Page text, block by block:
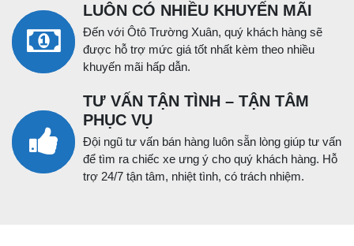
LUÔN CÓ NHIỀU KHUYẾN MÃI
Đến với Ôtô Trường Xuân, quý khách hàng sẽ
được hỗ trợ mức giá tốt nhất kèm theo nhiều
khuyến mãi hấp dẫn.
TƯ VẤN TẬN TÌNH – TẬN TÂM
PHỤC VỤ
Đội ngũ tư vấn bán hàng luôn sẵn lòng giúp tư vấn
để tìm ra chiếc xe ưng ý cho quý khách hàng. Hỗ
trợ 24/7 tận tâm, nhiệt tình, có trách nhiệm.